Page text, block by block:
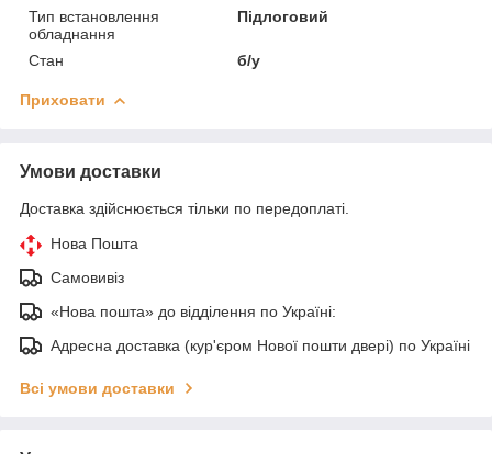
Тип встановлення
обладнання
Підлоговий
Стан б/у
Приховати
Умови доставки
Доставка здійснюється тільки по передоплаті.
Нова Пошта
Самовивіз
«Нова пошта» до відділення по Україні:
Адресна доставка (кур'єром Нової пошти двері) по Україні
Всі умови доставки